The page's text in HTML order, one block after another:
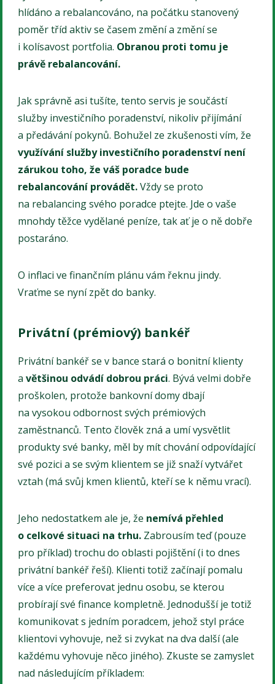
hlídáno a rebalancováno, na počátku stanovený
poměr tříd aktiv se časem změní a změní se
i kolísavost portfolia. Obranou proti tomu je
právě rebalancování.
Jak správně asi tušíte, tento servis je součástí
služby investičního poradenství, nikoliv přijímání
a předávání pokynů. Bohužel ze zkušenosti vím, že
využívání služby investičního poradenství není
zárukou toho, že váš poradce bude
rebalancování provádět.Vždy se proto
na rebalancing svého poradce ptejte. Jde o vaše
mnohdy těžce vydělané peníze, tak ať je o ně dobře
postaráno.
O inflaci ve finančním plánu vám řeknu jindy.
Vraťme se nyní zpět do banky.
Privátní (prémiový) bankéř
Privátní bankéř se v bance stará o bonitní klienty
avětšinou odvádí dobrou práci. Bývá velmi dobře
proškolen, protože bankovní domy dbají
na vysokou odbornost svých prémiových
zaměstnanců. Tento člověk zná a umí vysvětlit
produkty své banky, měl by mít chování odpovídající
své pozici a se svým klientem se již snaží vytvářet
vztah (má svůj kmen klientů, kteří se k němu vrací).
Jeho nedostatkem ale je, že nemívá přehled
o celkové situaci na trhu. Zabrousím teď (pouze
pro příklad) trochu do oblasti pojištění (i to dnes
privátní bankéř řeší). Klienti totiž začínají pomalu
více a více preferovat jednu osobu, se kterou
probírají své finance kompletně. Jednodušší je totiž
komunikovat s jedním poradcem, jehož styl práce
klientovi vyhovuje, než si zvykat na dva další (ale
každému vyhovuje něco jiného). Zkuste se zamyslet
nad následujícím příkladem: